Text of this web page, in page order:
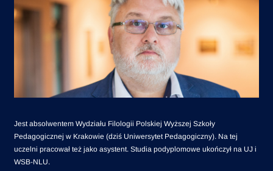
Jest absolwentem Wydziału Filologii Polskiej Wyższej Szkoły
Pedagogicznej w Krakowie (dziś Uniwersytet Pedagogiczny). Na tej
uczelni pracował też jako asystent. Studia podyplomowe ukończył na UJ i
WSB-NLU.